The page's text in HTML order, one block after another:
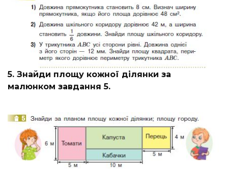
5. Знайди площу кожної ділянки за
малюнком завдання 5.